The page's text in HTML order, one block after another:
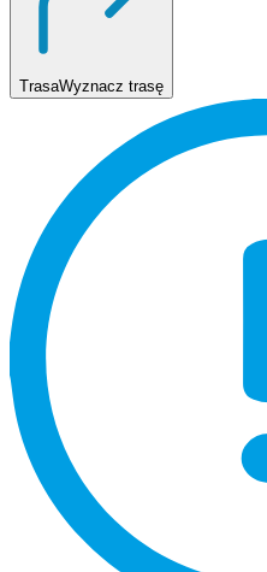
TrasaWyznacz trasę